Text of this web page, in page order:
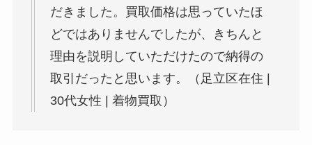
だきました。買取価格は思っていたほ
どではありませんでしたが、きちんと
理由を説明していただけたので納得の
取引だったと思います。（足立区在住 |
30代女性 | 着物買取）